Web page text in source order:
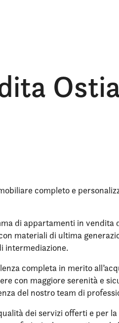
completo e
di appartamenti in
materiali di ultima
intermediazione.
completa in merito
con maggiore serenità e
del nostro team di
dei servizi offerti e